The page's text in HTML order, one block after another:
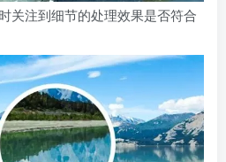
关注到细节的处理效果是否符合